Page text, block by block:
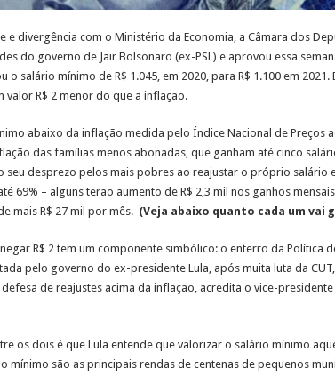
e divergência com o Ministério da Economia, a Câmara dos
do governo de Jair Bolsonaro (ex-PSL) e aprovou essa
o salário mínimo de R$ 1.045, em 2020, para R$ 1.100 em 2021.
valor R$ 2 menor do que a inflação.
abaixo da inflação medida pelo Índice Nacional de Preços
das famílias menos abonadas, que ganham até cinco
seu desprezo pelos mais pobres ao reajustar o próprio salário
69% – alguns terão aumento de R$ 2,3 mil nos ganhos
mais R$ 27 mil por mês. (Veja abaixo quanto cada um vai
R$ 2 tem um componente simbólico: o enterro da Política
pelo governo do ex-presidente Lula, após muita luta da
de reajustes acima da inflação, acredita o vice-
os dois é que Lula entende que valorizar o salário mínimo
mínimo são as principais rendas de centenas de pequenos